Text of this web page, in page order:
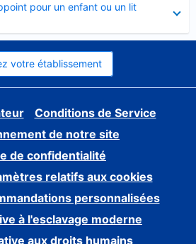
pour un enfant ou un lit
votre établissement
Conditions de Service
de notre site
de confidentialité
relatifs aux cookies
personnalisées
à l'esclavage moderne
aux droits humains